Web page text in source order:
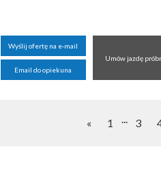
Wyślij ofertę na e-mail
Email do opiekuna
Umów jazdę
« 1 ... 3